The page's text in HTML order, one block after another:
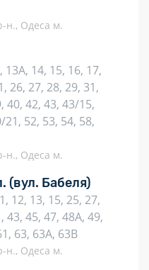
н., Одеса м.
13А, 14, 15, 16, 17,
26, 27, 28, 29, 31,
40, 42, 43, 43/15,
21, 52, 53, 54, 58,
н., Одеса м.
(вул. Бабеля)
12, 13, 15, 25, 27,
43, 45, 47, 48А, 49,
63, 63А, 63В
н., Одеса м.